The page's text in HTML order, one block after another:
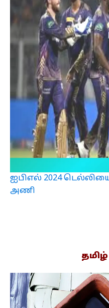
ஐபிஎல் 2024
அணி